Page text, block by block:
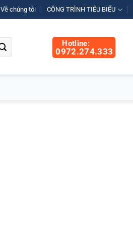
Về chúng tôi CÔNG TRÌNH TIÊU BIỂU
Hotline:
0972.274.333